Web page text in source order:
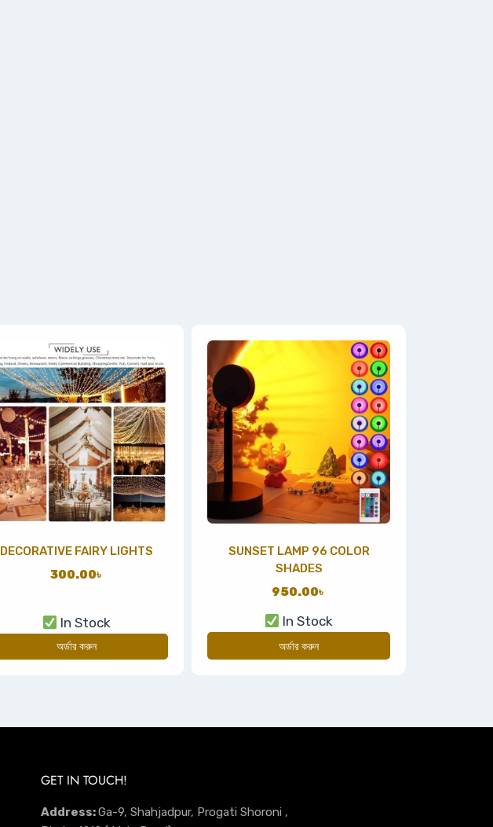
DECORATIVE FAIRY LIGHTS
300.00৳
In Stock
অর্ডার করুন
SUNSET LAMP 96 COLOR
SHADES
950.00৳
In Stock
অর্ডার করুন
GET IN TOUCH!
Address:Ga-9, Shahjadpur, Progati Shoroni ,